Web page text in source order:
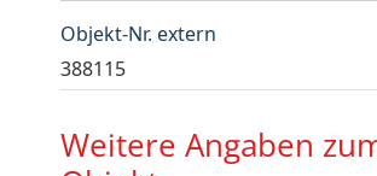
Objekt-Nr. extern
388115
Weitere Angaben